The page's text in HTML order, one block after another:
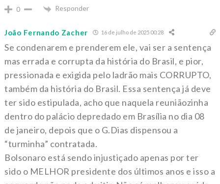
0 Responder
João Fernando Zacher 16 de julho de 2025 00:28
Se condenarem e prenderem ele, vai ser a sentença
mas errada e corrupta da história do Brasil, e pior,
pressionada e exigida pelo ladrão mais CORRUPTO,
também da história do Brasil. Essa sentença já deve
ter sido estipulada, acho que naquela reuniãozinha
dentro do palácio depredado em Brasília no dia 08
de janeiro, depois que o G.Dias dispensou a
“turminha” contratada.
Bolsonaro está sendo injustiçado apenas por ter
sido o MELHOR presidente dos últimos anos e isso a